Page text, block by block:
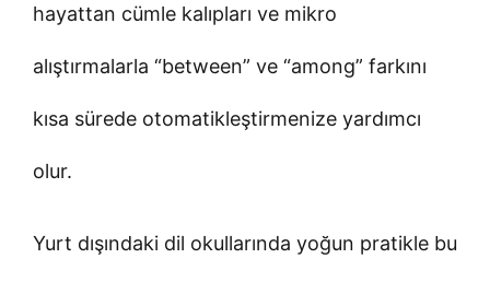
hayattan cümle kalıpları ve mikro
alıştırmalarla “between” ve “among” farkını
kısa sürede otomatikleştirmenize yardımcı
olur.
Yurt dışındaki dil okullarında yoğun pratikle bu